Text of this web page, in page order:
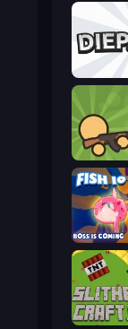
Diep.io
Survev.io
Fish IO